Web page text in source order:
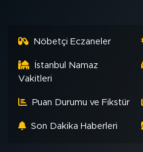
Nöbetçi Eczaneler
İstanbul Namaz
Vakitleri
Puan Durumu ve Fikstür
Son Dakika Haberleri